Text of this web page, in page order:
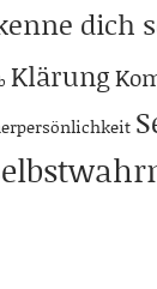
dich
Klärung